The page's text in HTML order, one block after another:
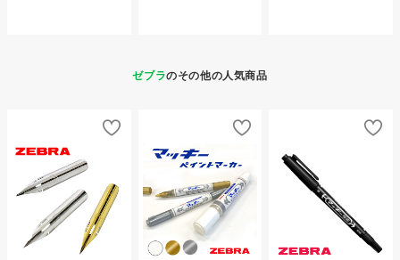
ゼブラのその他の人気商品